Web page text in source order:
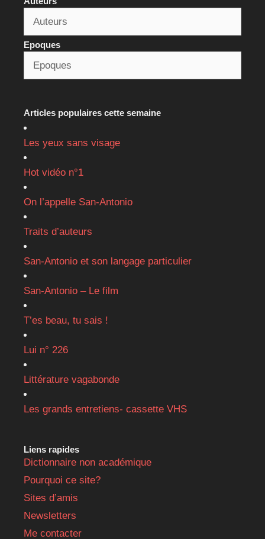
Epoques
Articles populaires cette semaine
Les yeux sans visage
Hot vidéo n°1
On l’appelle San-Antonio
Traits d’auteurs
San-Antonio et son langage particulier
San-Antonio – Le film
T’es beau, tu sais !
Lui n° 226
Littérature vagabonde
Les grands entretiens- cassette VHS
Liens rapides
Dictionnaire non académique
Pourquoi ce site?
Sites d’amis
Newsletters
Me contacter